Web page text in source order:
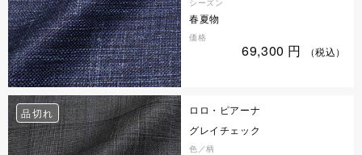
シーズン
春夏物
価格
69,300 円 （税込）
品切れ
ロロ・ピアーナ
グレイチェック
色／柄